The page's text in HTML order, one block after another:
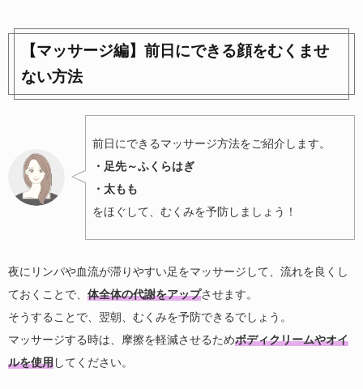
【マッサージ編】前日にできる顔をむくませ
ない方法
前日にできるマッサージ方法をご紹介します。
・足先～ふくらはぎ
・太もも
をほぐして、むくみを予防しましょう！
夜にリンパや血流が滞りやすい足をマッサージして、流れを良くし
ておくことで、 体全体の代謝をアップさせます。
そうすることで、翌朝、むくみを予防できるでしょう。
マッサージする時は、摩擦を軽減させるためボディクリームやオイ
ルを使用してください。